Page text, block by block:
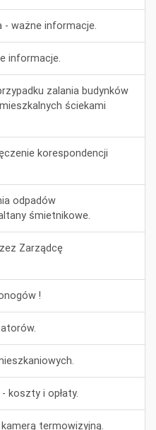
- ważne informacje.
informacje.
zalania budynków
ściekami
korespondencji
odpadów
śmietnikowe.
Zarządcę
!
koszty i opłaty.
termowizyjną.